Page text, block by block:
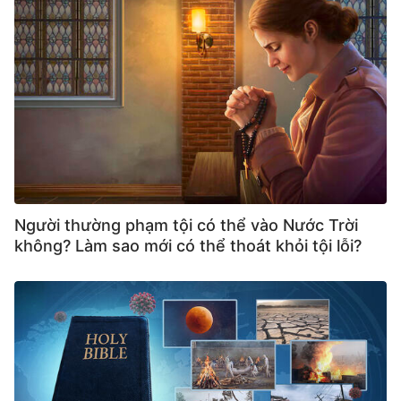
đây không phải là của Ta, nhưng là của Cha,
Ðấng đã sai Ta.
(Yoan 14:23–24)
Không phải mọi
kẻ nói với Ta: "Lạy Chúa, lạy Chúa", là sẽ vào
được Nước Trời, nhưng là kẻ thi hành ý Cha Ta,
(Matthêô 7:21). Từ lời Chúa, rõ
ràng rằng hy vọng của Ngài là tất cả chúng ta
đều có thể yêu kính Ngài hết lòng hết trí, thực
hành theo lời Ngài, và giữ vững con đường của
Chúa. Đây là những yêu cầu của Ngài đối với
chúng ta và chúng là tiêu chuẩn để đạt được lời
khen ngợi của Ngài và bước vào thiên quốc. Sự
theo đuổi của Phêrô là dựa trên những lời này từ
Chúa; ông đặt mục tiêu yêu kính Thiên Chúa và
cố gắng trở thành người yêu kính Thiên Chúa.
Khi Đức Chúa Giêsu bị bắt trong vườn Ghết-sê-
Người thường phạm tội có thể vào Nước Trời
không? Làm sao mới có thể thoát khỏi tội lỗi?